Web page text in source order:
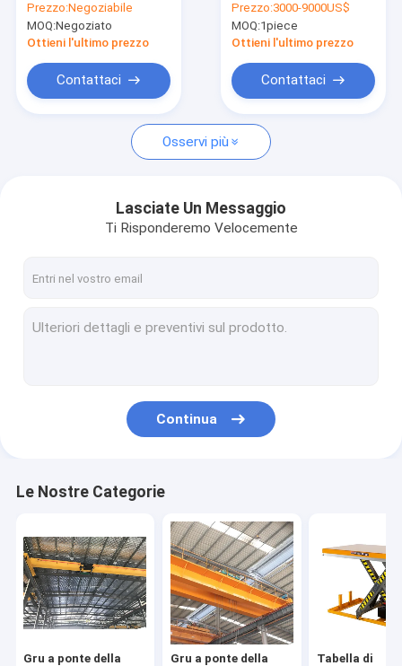
Notizie
Casi
Gru a ponte della singola trave
Tabella di sollevamento idraulica di forbici
Singola gru a cavalletto della trave
Crane Hoist elettrico
Gru a portale del porto
Piattaforma elevatrice idraulica
Ponte che erige macchina
carretto d'acciaio
personalizzabile di
trasferimento
Prezzo:Negoziabile
MOQ:Negoziato
Ottieni l'ultimo prezzo
Contattaci
motorizzato carrello
d'acciaio di
trasferimento della
Prezzo:3000-9000US$
MOQ:1piece
Ottieni l'ultimo prezzo
Contattaci
Osservi più
Lasciate Un Messaggio
Ti Risponderemo Velocemente
Continua
Le Nostre Categorie
Gru a ponte della
Gru a ponte della
Tabella di